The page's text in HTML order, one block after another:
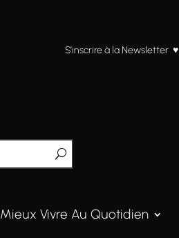
S’inscrire à la Newsletter ♥
Mieux Vivre Au Quotidien